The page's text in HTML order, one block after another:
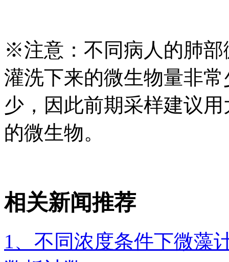
※注意：不同病人的肺
灌洗下来的微生物量非
少，因此前期采样建议
的微生物。
相关新闻推荐
1、不同浓度条件下微藻